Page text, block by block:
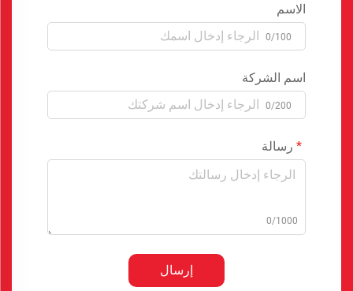
الاسم
0/100
اسم الشركة
0/200
رسالة
0/1000
إرسال